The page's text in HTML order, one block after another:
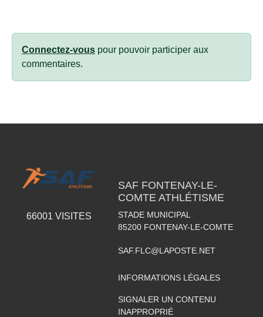
Connectez-vous pour pouvoir participer aux
commentaires.
66001 VISITES
SAF FONTENAY-LE-
COMTE ATHLÉTISME
STADE MUNICIPAL
85200 FONTENAY-LE-COMTE
SAF.FLC@LAPOSTE.NET
INFORMATIONS LÉGALES
SIGNALER UN CONTENU
INAPPROPRIÉ